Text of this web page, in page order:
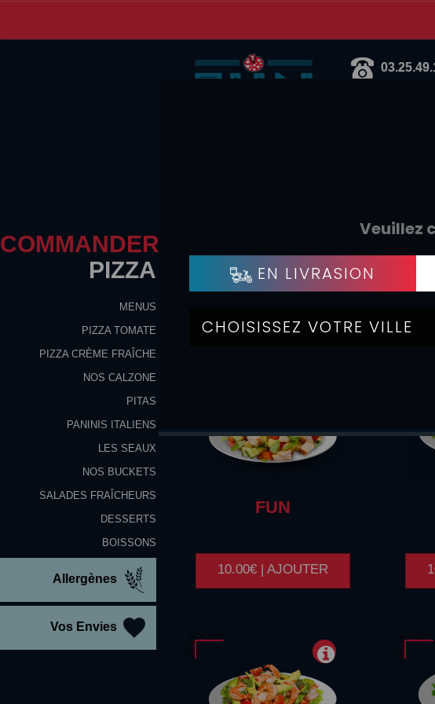
COMMANDER
PIZZA
MENUS
PIZZA TOMATE
PIZZA CRÈME FRAÎCHE
NOS CALZONE
PITAS
PANINIS ITALIENS
LES SEAUX
NOS BUCKETS
SALADES FRAÎCHEURS
DESSERTS
BOISSONS
Allergènes
Vos Envies
FUN
10.00€ | AJOUTER